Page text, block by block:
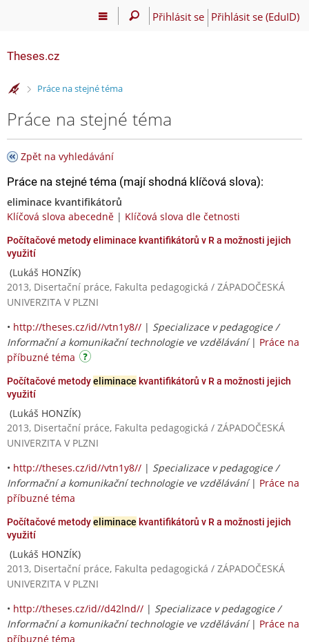
Přihlásit se Přihlásit se (EduID)
Theses.cz
>Práce na stejné téma
Práce na stejné téma
Zpět na vyhledávání
Práce na stejné téma (mají shodná klíčová slova):
eliminace kvantifikátorů
Klíčová slova abecedně | Klíčová slova dle četnosti
Počítačové metody eliminace kvantifikátorů v R a možnosti jejich
využití
(Lukáš HONZÍK)
2013, Disertační práce, Fakulta pedagogická / ZÁPADOČESKÁ
UNIVERZITA V PLZNI
• http://theses.cz/id//vtn1y8// | Specializace v pedagogice /
Informační a komunikační technologie ve vzdělávání| Práce na
příbuzné téma
Počítačové metodyeliminace kvantifikátorů v R a možnosti jejich
využití
(Lukáš HONZÍK)
2013, Disertační práce, Fakulta pedagogická / ZÁPADOČESKÁ
UNIVERZITA V PLZNI
• http://theses.cz/id//vtn1y8// | Specializace v pedagogice /
Informační a komunikační technologie ve vzdělávání| Práce na
příbuzné téma
Počítačové metodyeliminace kvantifikátorů v R a možnosti jejich
využití
(Lukáš HONZÍK)
2013, Disertační práce, Fakulta pedagogická / ZÁPADOČESKÁ
UNIVERZITA V PLZNI
• http://theses.cz/id//d42lnd// | Specializace v pedagogice /
Informační a komunikační technologie ve vzdělávání| Práce na
příbuzné téma